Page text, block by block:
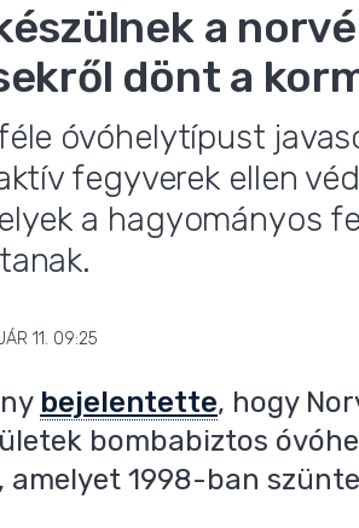
a
dönt a
óvóhelytípust
fegyverek ellen
a hagyományos
11. 09:25
bejelentette, hogy
bombabiztos
amelyet 1998-ban